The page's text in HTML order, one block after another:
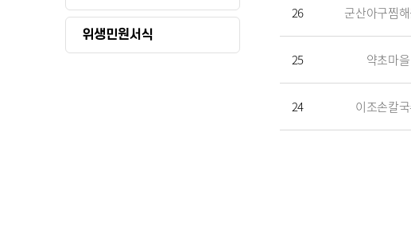
위생민원서식
26 군산아구찜
25 약초마을
24 이조손칼